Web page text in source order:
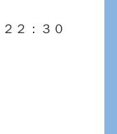
２：３０